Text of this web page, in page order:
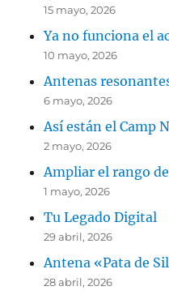
15 mayo, 2026
Ya no funciona el
10 mayo, 2026
Antenas
6 mayo, 2026
Así están el Camp
2 mayo, 2026
Ampliar el rango
1 mayo, 2026
Tu Legado Digital
29 abril, 2026
Antena «Pata de
28 abril, 2026